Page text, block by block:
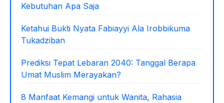
Kebutuhan Apa Saja
Ketahui Bukti Nyata Fabiayyi Ala Irobbikuma
Tukadziban
Prediksi Tepat Lebaran 2040: Tanggal Berapa
Umat Muslim Merayakan?
8 Manfaat Kemangi untuk Wanita, Rahasia